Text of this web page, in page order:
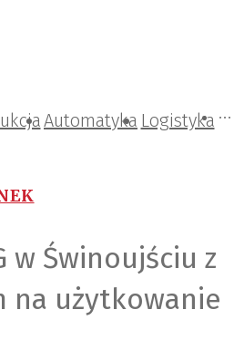
Automatyka Logistyka
w Świnoujściu z
na użytkowanie